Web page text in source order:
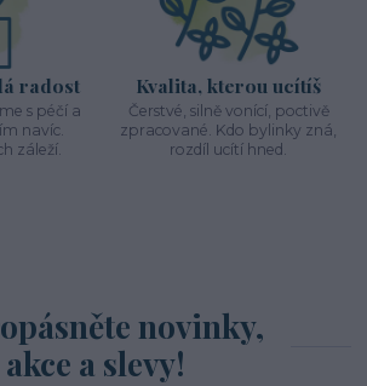
radost
s péčí a
navíc.
záleží.
Kvalita, kterou ucítíš
Čerstvé, silně vonící, poctivě
zpracované. Kdo bylinky zná,
rozdíl ucítí hned.
novinky,
akce a slevy!